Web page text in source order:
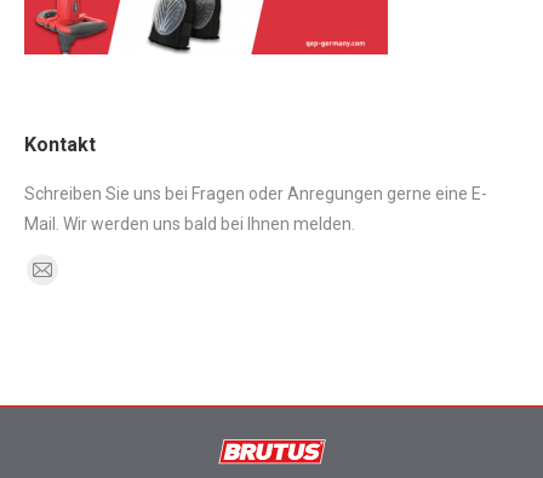
Kontakt
Schreiben Sie uns bei Fragen oder Anregungen gerne eine E-
Mail. Wir werden uns bald bei Ihnen melden.
Finden Sie uns auf:
in